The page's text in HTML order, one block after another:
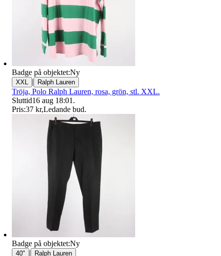
Badge på objektet:Ny
XXL | Ralph Lauren
Tröja, Polo Ralph Lauren, rosa, grön, stl. XXL.
Sluttid16 aug 18:01 .
Pris:37 kr,Ledande bud.
Badge på objektet:Ny
40" | Ralph Lauren